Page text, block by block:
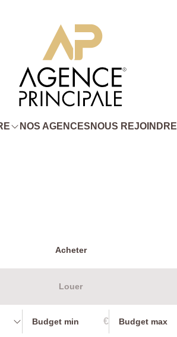
NOS AGENCES NOUS REJOINDRE
Acheter
Louer
€